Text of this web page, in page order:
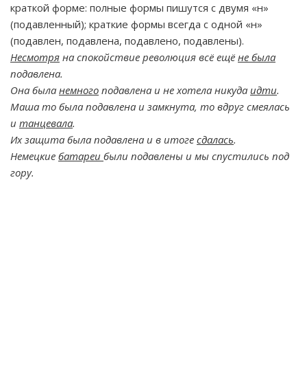
краткой форме: полные формы пишутся с двумя «н»
(подавленный); краткие формы всегда с одной «н»
(подавлен, подавлена, подавлено, подавлены).
Несмотря на спокойствие революция всё ещё не была
подавлена.
Она была немного подавлена и не хотела никуда идти.
Маша то была подавлена и замкнута, то вдруг смеялась
и танцевала.
Их защита была подавлена и в итоге сдалась.
Немецкие батареи были подавлены и мы спустились под
гору.